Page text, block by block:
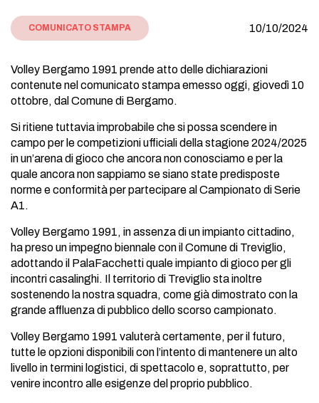
COMUNICATO STAMPA 10/10/2024
Volley Bergamo 1991 prende atto delle dichiarazioni
contenute nel comunicato stampa emesso oggi, giovedì 10
ottobre, dal Comune di Bergamo.
Si ritiene tuttavia improbabile che si possa scendere in
campo per le competizioni ufficiali della stagione 2024/2025
in un’arena di gioco che ancora non conosciamo e per la
quale ancora non sappiamo se siano state predisposte
norme e conformità per partecipare al Campionato di Serie
A1.
Volley Bergamo 1991, in assenza di un impianto cittadino,
ha preso un impegno biennale con il Comune di Treviglio,
adottando il PalaFacchetti quale impianto di gioco per gli
incontri casalinghi. Il territorio di Treviglio sta inoltre
sostenendo la nostra squadra, come già dimostrato con la
grande affluenza di pubblico dello scorso campionato.
Volley Bergamo 1991 valuterà certamente, per il futuro,
tutte le opzioni disponibili con l’intento di mantenere un alto
livello in termini logistici, di spettacolo e, soprattutto, per
venire incontro alle esigenze del proprio pubblico.